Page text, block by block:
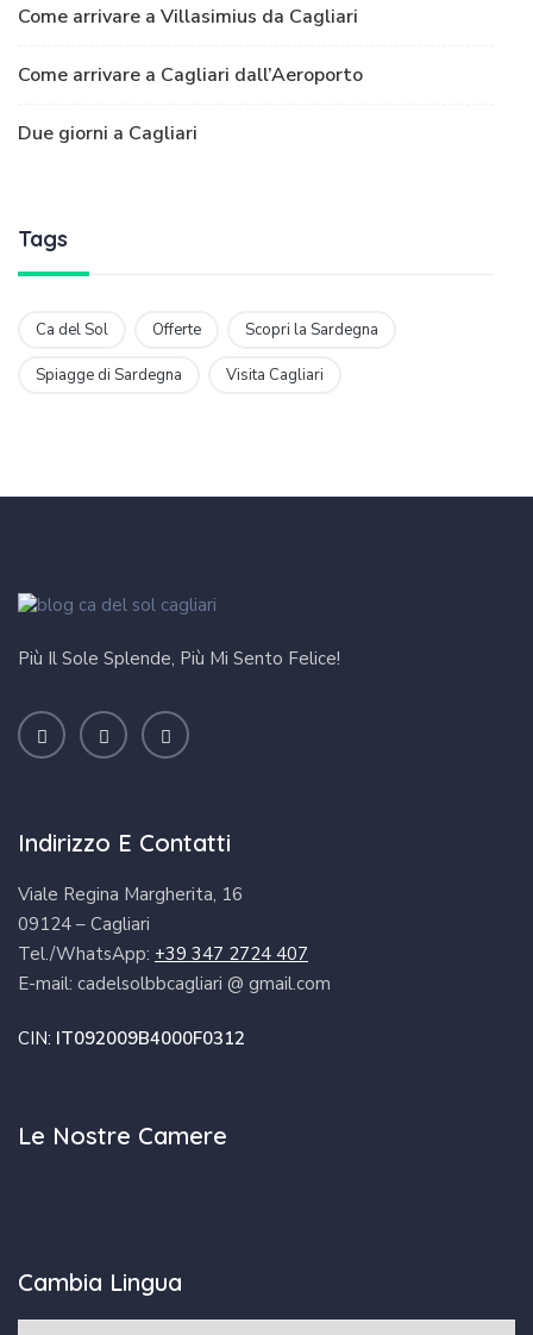
Come arrivare a Villasimius da Cagliari
Come arrivare a Cagliari dall’Aeroporto
Due giorni a Cagliari
Tags
Ca del Sol Offerte Scopri la Sardegna
Spiagge di Sardegna Visita Cagliari
Più Il Sole Splende, Più Mi Sento Felice!
Indirizzo E Contatti
Viale Regina Margherita, 16
09124 – Cagliari
Tel./WhatsApp: +39 347 2724 407
E-mail: cadelsolbbcagliari @ gmail.com
CIN: IT092009B4000F0312
Le Nostre Camere
Cambia Lingua